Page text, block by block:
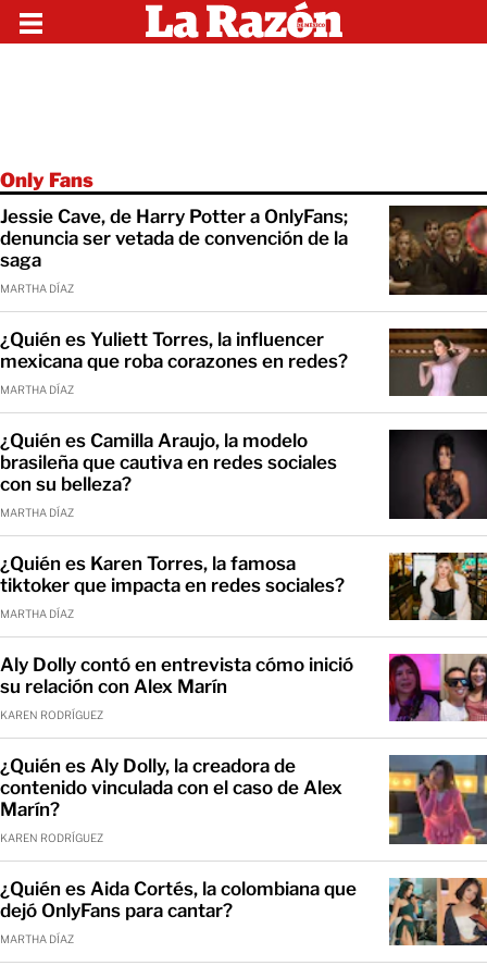
Only Fans
Jessie Cave, de Harry Potter a OnlyFans;
denuncia ser vetada de convención de la
saga
MARTHA DÍAZ
¿Quién es Yuliett Torres, la influencer
mexicana que roba corazones en redes?
MARTHA DÍAZ
¿Quién es Camilla Araujo, la modelo
brasileña que cautiva en redes sociales
con su belleza?
MARTHA DÍAZ
¿Quién es Karen Torres, la famosa
tiktoker que impacta en redes sociales?
MARTHA DÍAZ
Aly Dolly contó en entrevista cómo inició
su relación con Alex Marín
KAREN RODRÍGUEZ
¿Quién es Aly Dolly, la creadora de
contenido vinculada con el caso de Alex
Marín?
KAREN RODRÍGUEZ
¿Quién es Aida Cortés, la colombiana que
dejó OnlyFans para cantar?
MARTHA DÍAZ